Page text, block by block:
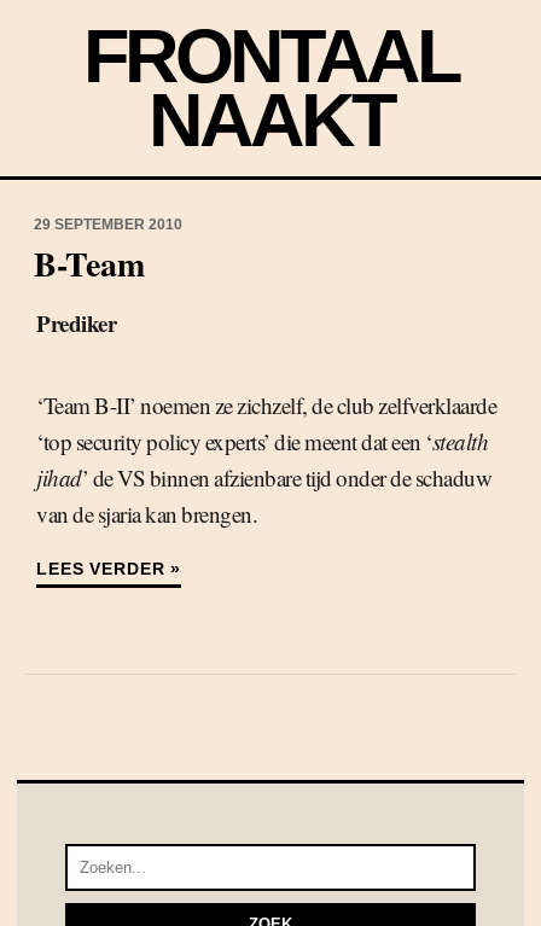
FRONTAAL
NAAKT
29 SEPTEMBER 2010
B-Team
Prediker
‘Team B-II’ noemen ze zichzelf, de club zelfverklaarde
‘top security policy experts’ die meent dat een ‘stealth
jihad’ de VS binnen afzienbare tijd onder de schaduw
van de sjaria kan brengen.
LEES VERDER »